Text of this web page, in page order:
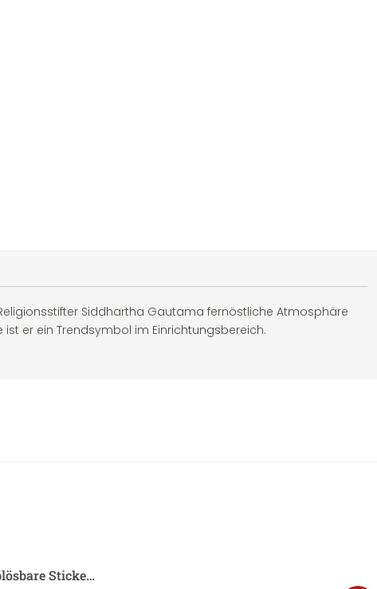
ist er ein Trendsymbol im Einrichtungsbereich.
Sticke…